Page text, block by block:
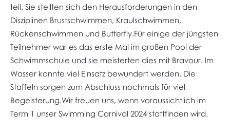
teil. Sie stellten sich den Herausforderungen in den
Disziplinen Brustschwimmen, Kraulschwimmen,
Rückenschwimmen und Butterfly.Für einige der jüngsten
Teilnehmer war es das erste Mal im großen Pool der
Schwimmschule und sie meisterten dies mit Bravour. Im
Wasser konnte viel Einsatz bewundert werden. Die
Staffeln sorgen zum Abschluss nochmals für viel
Begeisterung.Wir freuen uns, wenn voraussichtlich im
Term 1 unser Swimming Carnival 2024 stattfinden wird.